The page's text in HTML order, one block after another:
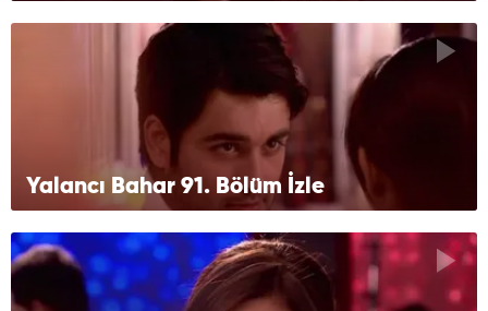
Yalancı Bahar 91. Bölüm İzle